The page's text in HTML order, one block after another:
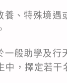
養、特殊境遇
一般助學及行
中，擇定若干